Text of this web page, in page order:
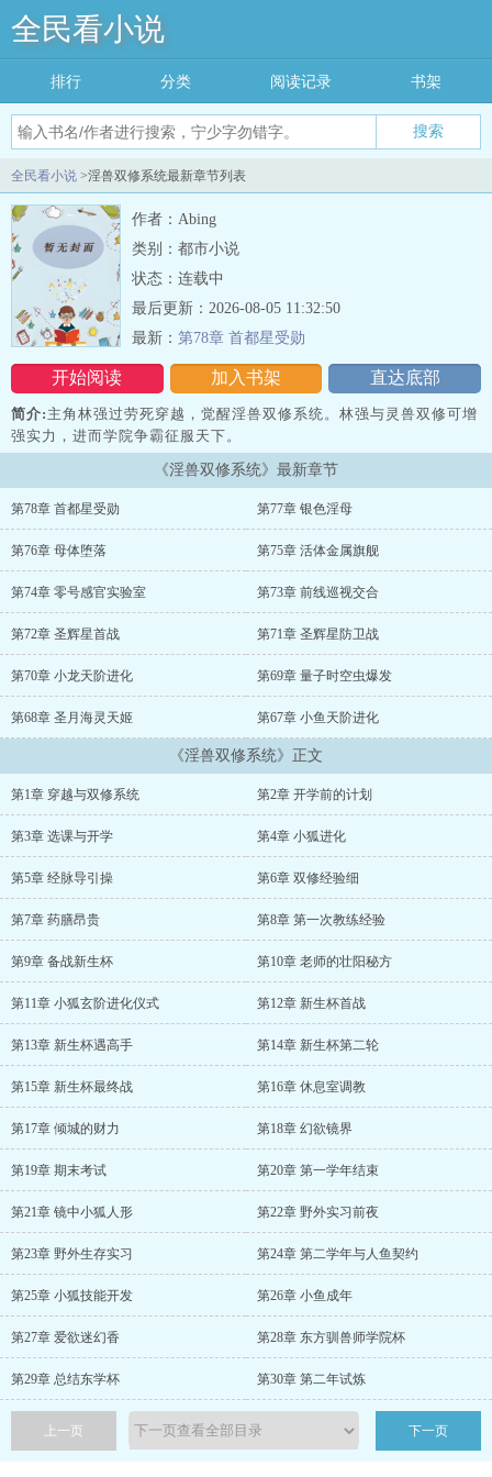
全民看小说
搜索
排行 分类 阅读记录 书架
全民看小说 >淫兽双修系统最新章节列表
作者：Abing
类别：都市小说
状态：连载中
开始阅读 加入书架 直达底部
最后更新：2026-08-05 11:32:50
最新： 第78章 首都星受勋
简介: 主角林强过劳死穿越，觉醒淫兽双修系统。林强与灵兽双修可增
强实力，进而学院争霸征服天下。
《淫兽双修系统》最新章节
第78章 首都星受勋 第77章 银色淫母
第76章 母体堕落 第75章 活体金属旗舰
第74章 零号感官实验室 第73章 前线巡视交合
第72章 圣辉星首战 第71章 圣辉星防卫战
第70章 小龙天阶进化 第69章 量子时空虫爆发
第68章 圣月海灵天姬 第67章 小鱼天阶进化
《淫兽双修系统》正文
第1章 穿越与双修系统 第2章 开学前的计划
第3章 选课与开学 第4章 小狐进化
第5章 经脉导引操 第6章 双修经验细
第7章 药膳昂贵 第8章 第一次教练经验
第9章 备战新生杯 第10章 老师的壮阳秘方
第11章 小狐玄阶进化仪式 第12章 新生杯首战
第13章 新生杯遇高手 第14章 新生杯第二轮
第15章 新生杯最终战 第16章 休息室调教
第17章 倾城的财力 第18章 幻欲镜界
第19章 期末考试 第20章 第一学年结束
第21章 镜中小狐人形 第22章 野外实习前夜
第23章 野外生存实习 第24章 第二学年与人鱼契约
第25章 小狐技能开发 第26章 小鱼成年
第27章 爱欲迷幻香 第28章 东方驯兽师学院杯
第29章 总结东学杯 第30章 第二年试炼
上一页 下一页